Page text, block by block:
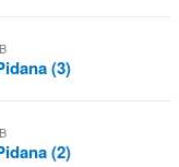
(3)
(2)